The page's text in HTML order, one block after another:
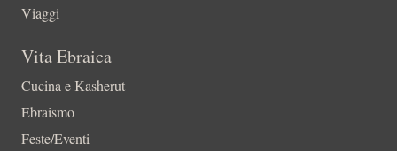
Viaggi
Vita Ebraica
Cucina e Kasherut
Ebraismo
Feste/Eventi